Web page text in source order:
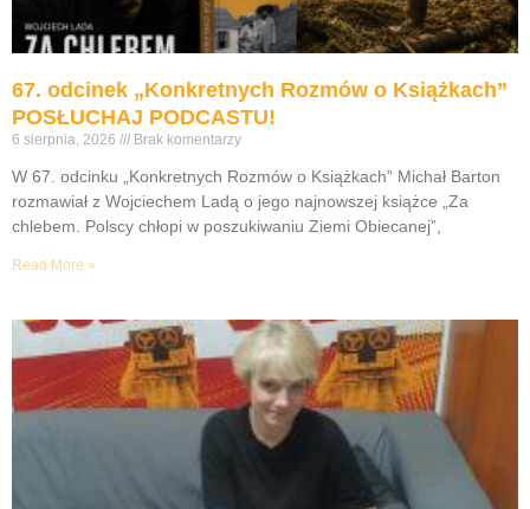
67. odcinek „Konkretnych Rozmów o Książkach”
POSŁUCHAJ PODCASTU!
6 sierpnia, 2026 Brak komentarzy
W 67. odcinku „Konkretnych Rozmów o Książkach” Michał Barton
rozmawiał z Wojciechem Ladą o jego najnowszej książce „Za
chlebem. Polscy chłopi w poszukiwaniu Ziemi Obiecanej”,
Read More »